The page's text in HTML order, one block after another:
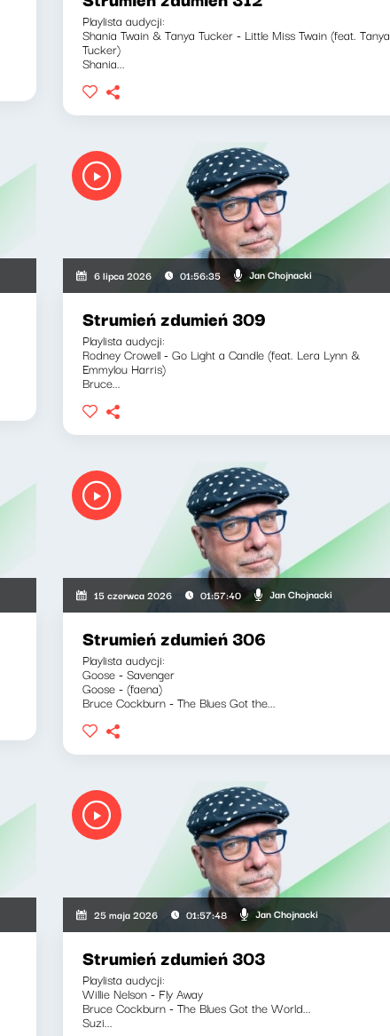
Playlista audycji:
Shania Twain & Tanya Tucker - Little Miss Twain (feat. Tanya
Tucker)
Shania...
6 lipca 2026 01:56:35 Jan Chojnacki
Strumień zdumień 309
Playlista audycji:
Rodney Crowell - Go Light a Candle (feat. Lera Lynn &
Emmylou Harris)
Bruce...
15 czerwca 2026 01:57:40 Jan Chojnacki
Strumień zdumień 306
Playlista audycji:
Goose - Savenger
Goose - (faena)
Bruce Cockburn - The Blues Got the...
25 maja 2026 01:57:48 Jan Chojnacki
Strumień zdumień 303
Playlista audycji:
Willie Nelson - Fly Away
Bruce Cockburn - The Blues Got the World...
Suzi...